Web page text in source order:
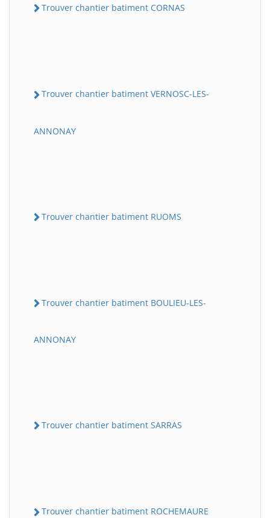
Trouver chantier batiment CORNAS
Trouver chantier batiment VERNOSC-LES-
ANNONAY
Trouver chantier batiment RUOMS
Trouver chantier batiment BOULIEU-LES-
ANNONAY
Trouver chantier batiment SARRAS
Trouver chantier batiment ROCHEMAURE